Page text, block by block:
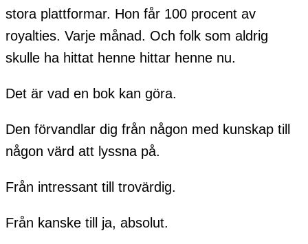
stora plattformar. Hon får 100 procent av
royalties. Varje månad. Och folk som aldrig
skulle ha hittat henne hittar henne nu.
Det är vad en bok kan göra.
Den förvandlar dig från någon med kunskap till
någon värd att lyssna på.
Från intressant till trovärdig.
Från kanske till ja, absolut.